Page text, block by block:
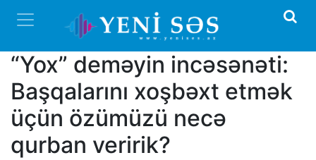
“Yox” deməyin incəsənəti:
Başqalarını xoşbəxt etmək
üçün özümüzü necə
qurban veririk?